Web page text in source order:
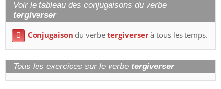
Voir le tableau des conjugaisons du verbe
tergiverser
 Conjugaison du verbetergiverserà tous les temps.
Tous les exercices sur le verbe tergiverser